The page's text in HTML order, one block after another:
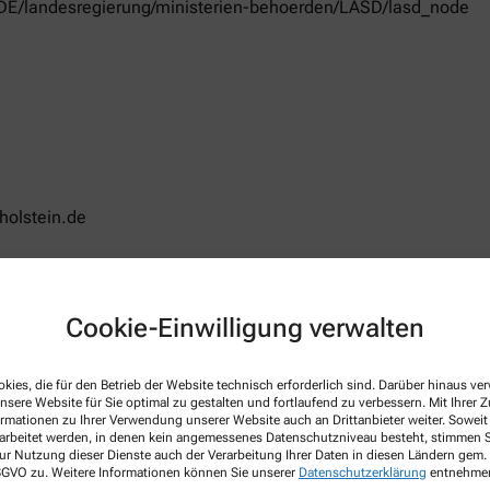
Cookie-Einwilligung verwalten
die für den Betrieb der Website technisch erforderlich sind. Darüber hinaus
Website für Sie optimal zu gestalten und fortlaufend zu verbessern. Mit Ihrer
zu Ihrer Verwendung unserer Website auch an Drittanbieter weiter. Soweit
werden, in denen kein angemessenes Datenschutzniveau besteht, stimmen
Nutzung dieser Dienste auch der Verarbeitung Ihrer Daten in diesen Ländern
zu. Weitere Informationen können Sie unserer Datenschutzerklärung
landesregierung/ministerien-behoerden/LASD/lasd_node
Arzneimittelpreisverordnung,
des Bundesvereinigung Deutscher Apothekerverbände
im Geltungsbereich des Arzneimittelgesetzes (AMG)